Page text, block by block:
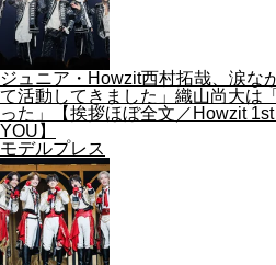
ジュニア・Howzit西村拓哉、涙な
て活動してきました」織山尚大は
った」【挨拶ほぼ全文／Howzit
YOU】
モデルプレス